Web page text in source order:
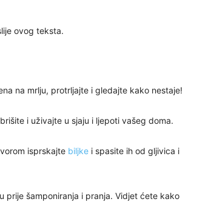
ovog teksta.
na mrlju, protrljajte i gledajte kako nestaje!
i uživajte u sjaju i ljepoti vašeg doma.
isprskajte biljke i spasite ih od gljivica i
prije šamponiranja i pranja. Vidjet ćete kako